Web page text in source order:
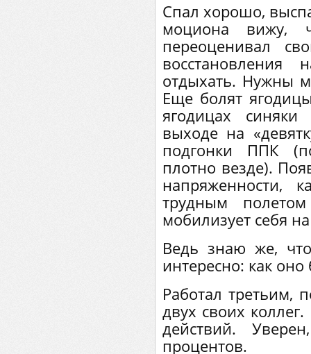
Спал хорошо,
моциона вижу,
переоценивал
восстановления
отдыхать. Нужны
Еще болят
ягодицах
выходе на
подгонки ППК
плотно везде).
напряженности,
трудным
мобилизует себя
Ведь знаю же,
интересно: как оно
Работал третьим,
двух своих
действий.
процентов.